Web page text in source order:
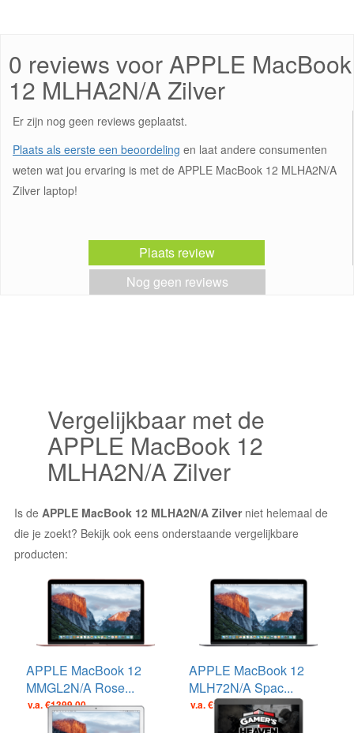
0 reviews voor APPLE MacBook
12 MLHA2N/A Zilver
Er zijn nog geen reviews geplaatst.
Plaats als eerste een beoordeling en laat andere consumenten
weten wat jou ervaring is met de APPLE MacBook 12 MLHA2N/A
Zilver laptop!
Plaats review
Nog geen reviews
Vergelijkbaar met de
APPLE MacBook 12
MLHA2N/A Zilver
Is de APPLE MacBook 12 MLHA2N/A Zilverniet helemaal de
die je zoekt? Bekijk ook eens onderstaande vergelijkbare
producten:
APPLE MacBook 12
MMGL2N/A Rose...
v.a. €1399.00
APPLE MacBook 12
MLH72N/A Spac...
v.a. €1363.95